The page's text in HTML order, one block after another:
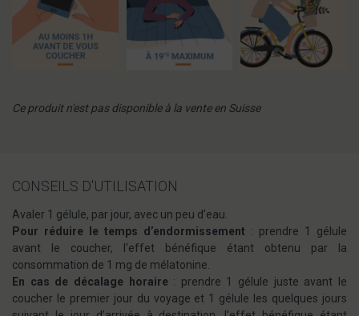
Ce produit n'est pas disponible à la vente en Suisse
CONSEILS D'UTILISATION
Avaler 1 gélule, par jour, avec un peu d’eau.
Pour réduire le temps d’endormissement : prendre 1 gélule
avant le coucher, l'effet bénéfique étant obtenu par la
consommation de 1 mg de mélatonine.
En cas de décalage horaire: prendre 1 gélule juste avant le
coucher le premier jour du voyage et 1 gélule les quelques jours